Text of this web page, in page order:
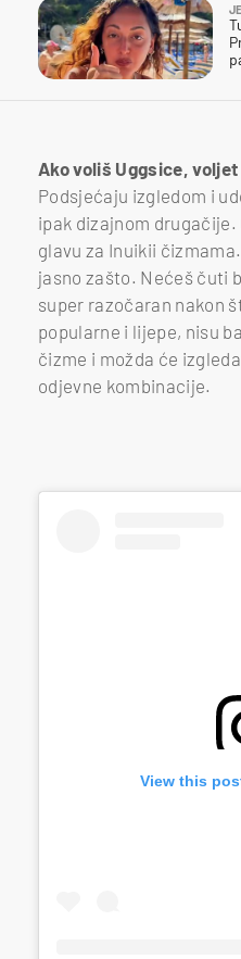
Ako voliš Uggsice,
Podsjećaju izgledom i
ipak dizajnom drugačije.
glavu za Inuikii
jasno zašto. Nećeš čuti
super razočaran nakon
popularne i lijepe, nisu
čizme i možda će
odjevne kombinacije.
View this